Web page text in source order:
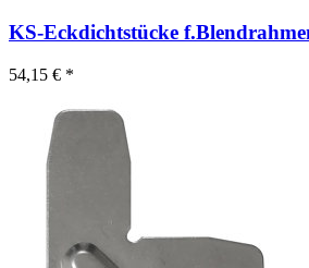
KS-Eckdichtstücke
54,15 € *